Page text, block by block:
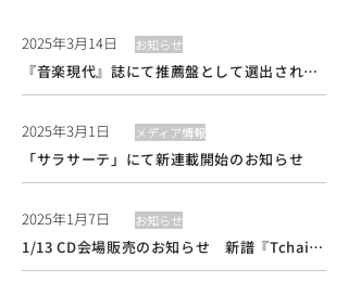
2025年3月14日 お知らせ
『音楽現代』誌にて推薦盤として選出されました！
2025年3月1日 メディア情報
「サラサーテ」にて新連載開始のお知らせ
2025年1月7日 お知らせ
1/13 CD会場販売のお知らせ 新譜『Tchaikovsky ”Peace Piece”』